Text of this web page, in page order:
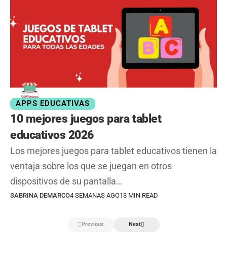
APPS EDUCATIVAS
10 mejores juegos para tablet
educativos 2026
Los mejores juegos para tablet educativos tienen la
ventaja sobre los que se juegan en otros
dispositivos de su pantalla…
SABRINA DEMARCO4 SEMANAS AGO13 MIN READ
Previous Next